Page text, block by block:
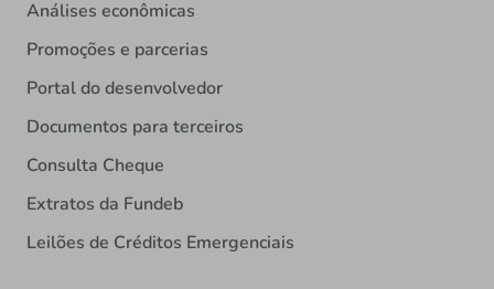
Análises econômicas
Promoções e parcerias
Portal do desenvolvedor
Documentos para terceiros
Consulta Cheque
Extratos da Fundeb
Leilões de Créditos Emergenciais